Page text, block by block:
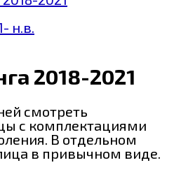
н.в.
2018-2021
смотреть
с комплектациями
В отдельном
в привычном виде.